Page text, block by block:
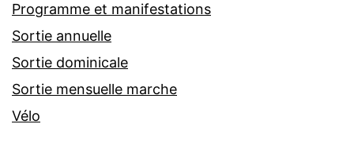
Programme et manifestations
Sortie annuelle
Sortie dominicale
Sortie mensuelle marche
Vélo